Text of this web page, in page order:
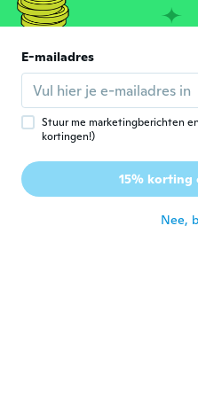
Kari
ongeveer 4 jaar
M Martha
Lid geworden van
Alles gut sehr
wieder👍👍👍
E-mailadres
Stuur me marketingberichten
kortingen!)
15% korting
Nee,